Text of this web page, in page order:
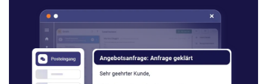
Sofortige Übersetzung von E-Mails in und aus
verschiedenen Sprachen, um eine reibungslose
sprachübergreifende Kommunikation zu
gewährleisten.